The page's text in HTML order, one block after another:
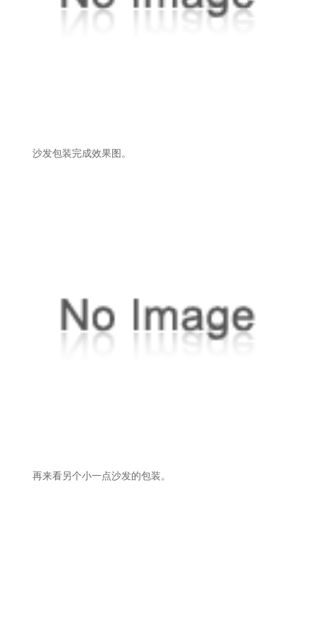
沙发包装完成效果图。
再来看另个小一点沙发的包装。